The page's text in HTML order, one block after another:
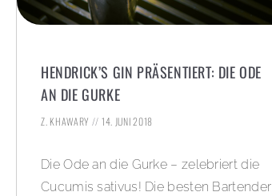
HENDRICK’S GIN PRÄSENTIERT: DIE ODE
AN DIE GURKE
Z. KHAWARY 14. JUNI 2018
Die Ode an die Gurke – zelebriert die
Cucumis sativus! Die besten Bartender